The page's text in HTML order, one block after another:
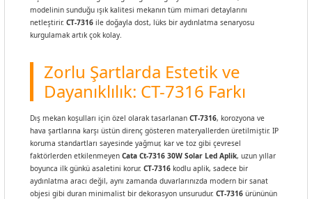
modelinin sunduğu ışık kalitesi mekanın tüm mimari detaylarını
netleştirir. CT-7316 ile doğayla dost, lüks bir aydınlatma senaryosu
kurgulamak artık çok kolay.
Zorlu Şartlarda Estetik ve
Dayanıklılık: CT-7316 Farkı
Dış mekan koşulları için özel olarak tasarlanan CT-7316, korozyona ve
hava şartlarına karşı üstün direnç gösteren materyallerden üretilmiştir. IP
koruma standartları sayesinde yağmur, kar ve toz gibi çevresel
faktörlerden etkilenmeyen Cata Ct-7316 30W Solar Led Aplik, uzun yıllar
boyunca ilk günkü asaletini korur. CT-7316 kodlu aplik, sadece bir
aydınlatma aracı değil, aynı zamanda duvarlarınızda modern bir sanat
objesi gibi duran minimalist bir dekorasyon unsurudur. CT-7316 ürününün